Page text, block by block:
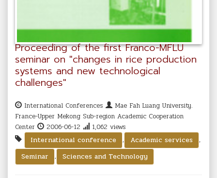
Proceeding of the first Franco-MFLU
seminar on "changes in rice production
systems and new technological
challenges"
International Conferences
Mae Fah Luang University.
France-Upper Mekong Sub-region Academic Cooperation
Center
2006-06-12
1,062 views
International conference
, Academic services
,
Seminar
, Sciences and Technology